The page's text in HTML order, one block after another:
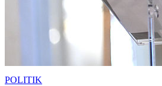
POLITIK